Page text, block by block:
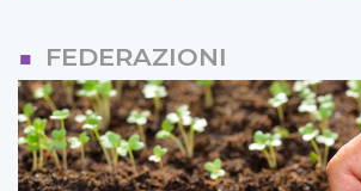
FEDERAZIONI